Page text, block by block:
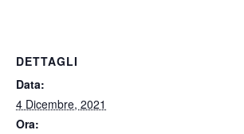
DETTAGLI
Data:
4 Dicembre, 2021
Ora: